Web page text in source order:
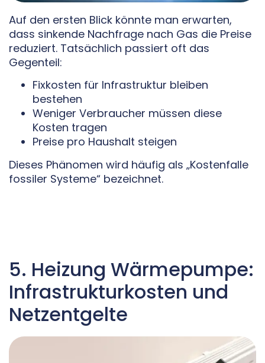
Auf den ersten Blick könnte man erwarten,
dass sinkende Nachfrage nach Gas die Preise
reduziert. Tatsächlich passiert oft das
Gegenteil:
Fixkosten für Infrastruktur bleiben
bestehen
Weniger Verbraucher müssen diese
Kosten tragen
Preise pro Haushalt steigen
Dieses Phänomen wird häufig als „Kostenfalle
fossiler Systeme“ bezeichnet.
5. Heizung Wärmepumpe:
Infrastrukturkosten und
Netzentgelte